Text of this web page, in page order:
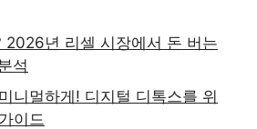
2026년 리셀 시장에서 돈 버는
석
니멀하게! 디지털 디톡스를 위
이드